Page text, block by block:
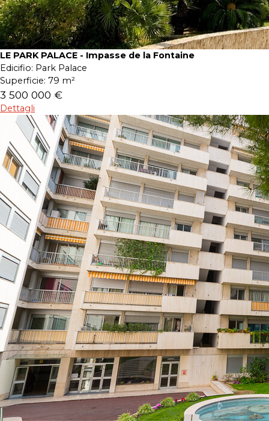
LE PARK PALACE - Impasse de la Fontaine
Edicifio: Park Palace
Superficie: 79 m²
3 500 000 €
Dettagli